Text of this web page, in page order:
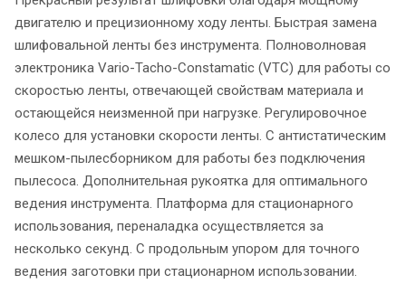
двигателю и прецизионному ходу ленты. Быстрая замена
шлифовальной ленты без инструмента. Полноволновая
электроника Vario-Tacho-Constamatic (VTC) для работы со
скоростью ленты, отвечающей свойствам материала и
остающейся неизменной при нагрузке. Регулировочное
колесо для установки скорости ленты. С антистатическим
мешком-пылесборником для работы без подключения
пылесоса. Дополнительная рукоятка для оптимального
ведения инструмента. Платформа для стационарного
использования, переналадка осуществляется за
несколько секунд. С продольным упором для точного
ведения заготовки при стационарном использовании.